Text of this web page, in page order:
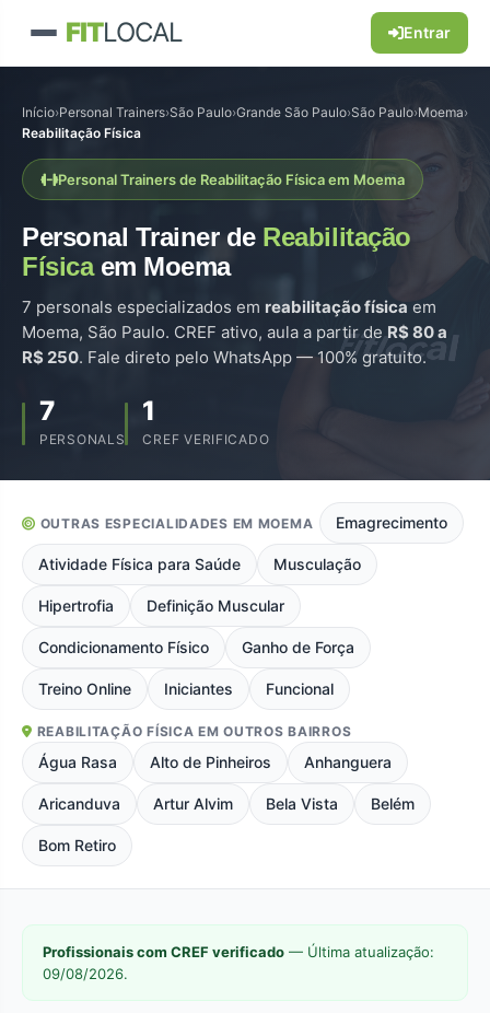
FITLOCAL Entrar
Início›Personal Trainers›São Paulo›Grande São Paulo›São Paulo›Moema›
Reabilitação Física
Personal Trainers de Reabilitação Física em Moema
Personal Trainer de Reabilitação
Físicaem Moema
7 personals especializados em reabilitação física em
Moema, São Paulo. CREF ativo, aula a partir deR$ 80 a
R$ 250. Fale direto pelo WhatsApp — 100% gratuito.
7
PERSONALS
1
CREF VERIFICADO
OUTRAS ESPECIALIDADES EM MOEMA Emagrecimento
Atividade Física para Saúde Musculação
Hipertrofia Definição Muscular
Condicionamento Físico Ganho de Força
Treino Online Iniciantes Funcional
REABILITAÇÃO FÍSICA EM OUTROS BAIRROS
Água Rasa Alto de Pinheiros Anhanguera
Aricanduva Artur Alvim Bela Vista Belém
Bom Retiro
Profissionais com CREF verificado — Última atualização:
09/08/2026.